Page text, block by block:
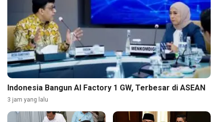
Indonesia Bangun AI Factory 1 GW, Terbesar di ASEAN
3 jam yang lalu